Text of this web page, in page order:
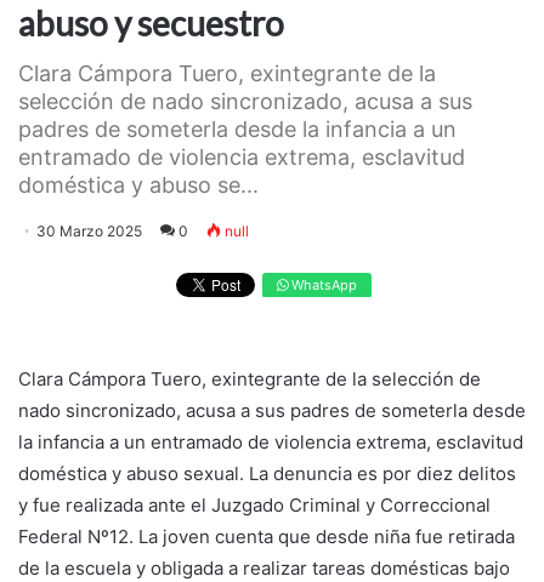
abuso y secuestro
Clara Cámpora Tuero, exintegrante de la
selección de nado sincronizado, acusa a sus
padres de someterla desde la infancia a un
entramado de violencia extrema, esclavitud
doméstica y abuso se...
30 Marzo 2025 0 null
WhatsApp
Clara Cámpora Tuero, exintegrante de la selección de
nado sincronizado, acusa a sus padres de someterla desde
la infancia a un entramado de violencia extrema, esclavitud
doméstica y abuso sexual. La denuncia es por diez delitos
y fue realizada ante el Juzgado Criminal y Correccional
Federal Nº12. La joven cuenta que desde niña fue retirada
de la escuela y obligada a realizar tareas domésticas bajo